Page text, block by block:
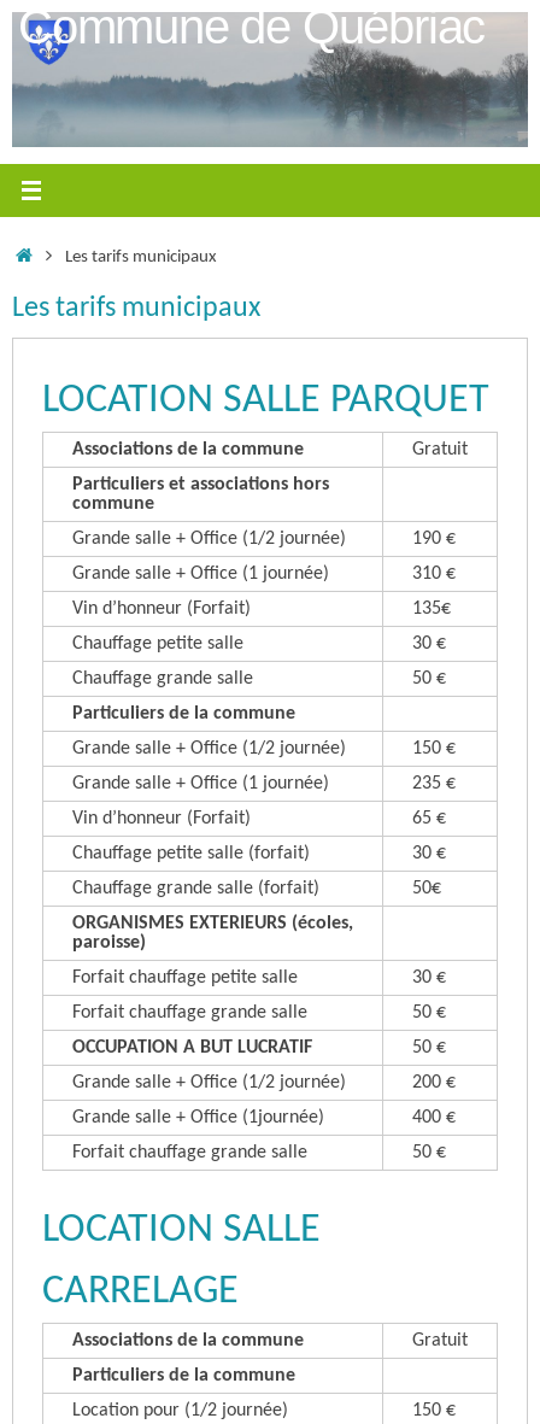
Passer
contenu
Commune de Québriac
AccueilLes tarifs municipaux
Les tarifs municipaux
LOCATION SALLE PARQUET
Associations de la commune
Gratuit
Particuliers et associations hors
commune
Grande salle + Office (1/2 journée)
190 €
Grande salle + Office (1 journée)
310 €
Vin d’honneur (Forfait)
135€
Chauffage petite salle
30 €
Chauffage grande salle
50 €
Particuliers de la commune
Grande salle + Office (1/2 journée)
150 €
Grande salle + Office (1 journée)
235 €
Vin d’honneur (Forfait)
65 €
Chauffage petite salle (forfait)
30 €
Chauffage grande salle (forfait)
50€
ORGANISMES EXTERIEURS (écoles,
paroisse)
Forfait chauffage petite salle
30 €
Forfait chauffage grande salle
50 €
OCCUPATION A BUT LUCRATIF
50 €
Grande salle + Office (1/2 journée)
200 €
Grande salle + Office (1journée)
400 €
Forfait chauffage grande salle
50 €
LOCATION SALLE
CARRELAGE
Associations de la commune
Gratuit
Particuliers de la commune
Location pour (1/2 journée)
150 €